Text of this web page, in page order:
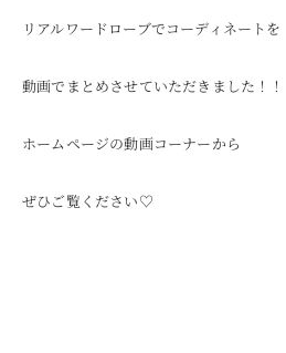
リアルワードローブでコーディネートを
動画でまとめさせていただきました！！
ホームページの動画コーナーから
ぜひご覧ください♡